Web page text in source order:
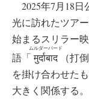
2025年7月18日
光に訪れたツア
始まるスリラー
語「 मुर्दाबाद
ムルダーバード
（打
を掛け合わせた
大きく関係する。